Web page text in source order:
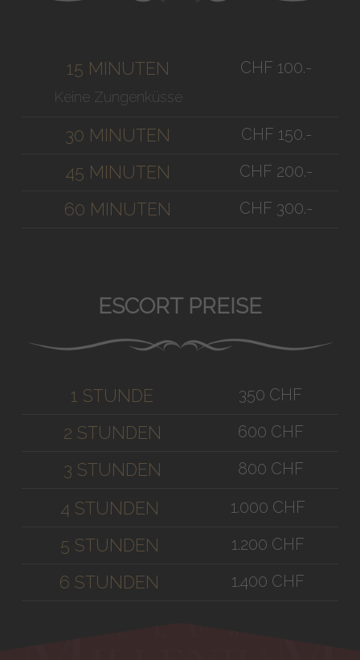
15 MINUTEN
Keine Zungenküsse
CHF 100.-
30 MINUTEN CHF 150.-
45 MINUTEN CHF 200.-
60 MINUTEN CHF 300.-
ESCORT PREISE
1 STUNDE 350 CHF
2 STUNDEN 600 CHF
3 STUNDEN 800 CHF
4 STUNDEN 1.000 CHF
5 STUNDEN 1.200 CHF
6 STUNDEN 1.400 CHF